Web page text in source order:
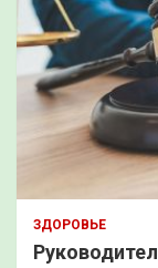
ЗДОРОВЬЕ